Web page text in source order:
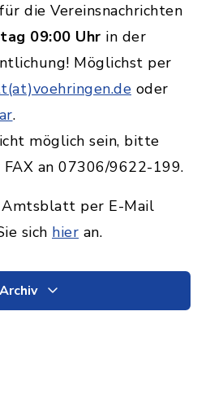
die Vereinsnachrichten
09:00 Uhr in der
Möglichst per
oder
.
möglich sein, bitte
an 07306/9622-199.
Amtsblatt per E-Mail
sich hier an.
Archiv